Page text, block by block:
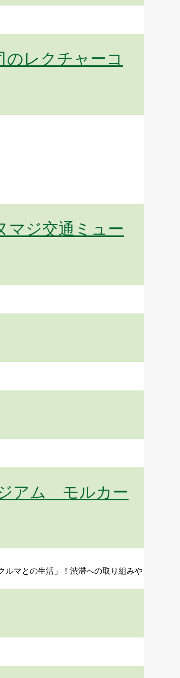
レクチャーコ
マジ交通ミュー
ジアム モルカー
ルマとの生活」！渋滞への取り組みや